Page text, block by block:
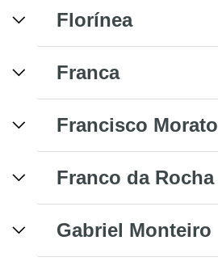
Florínea
Franca
Francisco Morato
Franco da Rocha
Gabriel Monteiro